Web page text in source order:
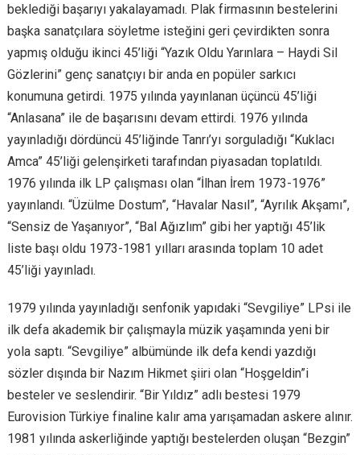
beklediği başarıyı yakalayamadı. Plak firmasının bestelerini
başka sanatçılara söyletme isteğini geri çevirdikten sonra
yapmış olduğu ikinci 45’liği “Yazık Oldu Yarınlara – Haydi Sil
Gözlerini” genç sanatçıyı bir anda en popüler sarkıcı
konumuna getirdi. 1975 yılında yayınlanan üçüncü 45’liği
“Anlasana” ile de başarısını devam ettirdi. 1976 yılında
yayınladığı dördüncü 45’liğinde Tanrı’yı sorguladığı “Kuklacı
Amca” 45’liği gelenşirketi tarafından piyasadan toplatıldı.
1976 yılında ilk LP çalışması olan “İlhan İrem 1973-1976”
yayınlandı. “Üzülme Dostum”, “Havalar Nasıl”, “Ayrılık Akşamı”,
“Sensiz de Yaşanıyor”, “Bal Ağızlım” gibi her yaptığı 45’lik
liste başı oldu 1973-1981 yılları arasında toplam 10 adet
45’liği yayınladı.
1979 yılında yayınladığı senfonik yapıdaki “Sevgiliye” LPsi ile
ilk defa akademik bir çalışmayla müzik yaşamında yeni bir
yola saptı. “Sevgiliye” albümünde ilk defa kendi yazdığı
sözler dışında bir Nazım Hikmet şiiri olan “Hoşgeldin”i
besteler ve seslendirir. “Bir Yıldız” adlı bestesi 1979
Eurovision Türkiye finaline kalır ama yarışamadan askere alınır.
1981 yılında askerliğinde yaptığı bestelerden oluşan “Bezgin”